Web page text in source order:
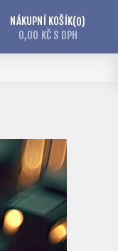
NÁKUPNÍ KOŠÍK 0
0,00 KČ S DPH